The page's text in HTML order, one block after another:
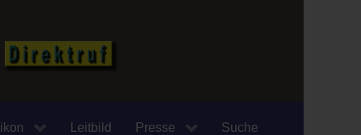
Leitbild Presse Suche